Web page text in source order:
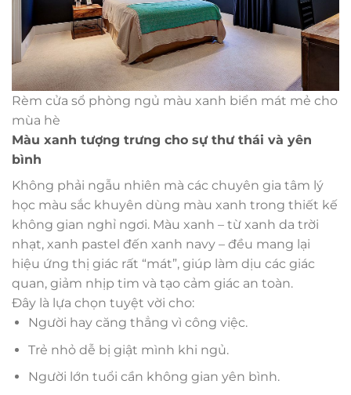
Rèm cửa sổ phòng ngủ màu xanh biển mát mẻ cho
mùa hè
Màu xanh tượng trưng cho sự thư thái và yên
bình
Không phải ngẫu nhiên mà các chuyên gia tâm lý
học màu sắc khuyên dùng màu xanh trong thiết kế
không gian nghỉ ngơi. Màu xanh – từ xanh da trời
nhạt, xanh pastel đến xanh navy – đều mang lại
hiệu ứng thị giác rất “mát”, giúp làm dịu các giác
quan, giảm nhịp tim và tạo cảm giác an toàn.
Đây là lựa chọn tuyệt vời cho:
Người hay căng thẳng vì công việc.
Trẻ nhỏ dễ bị giật mình khi ngủ.
Người lớn tuổi cần không gian yên bình.